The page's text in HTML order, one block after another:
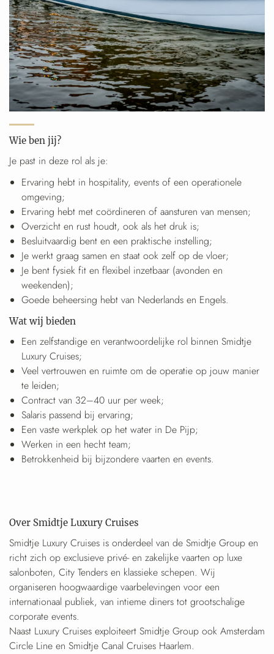
Wie ben jij?
Je past in deze rol als je:
Ervaring hebt in hospitality, events of een operationele
omgeving;
Ervaring hebt met coördineren of aansturen van mensen;
Overzicht en rust houdt, ook als het druk is;
Besluitvaardig bent en een praktische instelling;
Je werkt graag samen en staat ook zelf op de vloer;
Je bent fysiek fit en flexibel inzetbaar (avonden en
weekenden);
Goede beheersing hebt van Nederlands en Engels.
Wat wij bieden
Een zelfstandige en verantwoordelijke rol binnen Smidtje
Luxury Cruises;
Veel vertrouwen en ruimte om de operatie op jouw manier
te leiden;
Contract van 32–40 uur per week;
Salaris passend bij ervaring;
Een vaste werkplek op het water in De Pijp;
Werken in een hecht team;
Betrokkenheid bij bijzondere vaarten en events.
Over Smidtje Luxury Cruises
Smidtje Luxury Cruises is onderdeel van de Smidtje Group en
richt zich op exclusieve privé- en zakelijke vaarten op luxe
salonboten, City Tenders en klassieke schepen. Wij
organiseren hoogwaardige vaarbelevingen voor een
internationaal publiek, van intieme diners tot grootschalige
corporate events.
Naast Luxury Cruises exploiteert Smidtje Group ook Amsterdam
Circle Line en Smidtje Canal Cruises Haarlem.